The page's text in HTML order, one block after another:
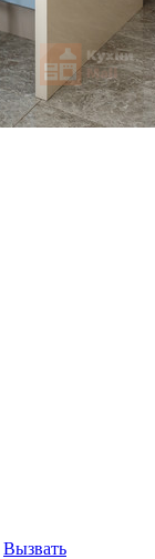
Вызвать